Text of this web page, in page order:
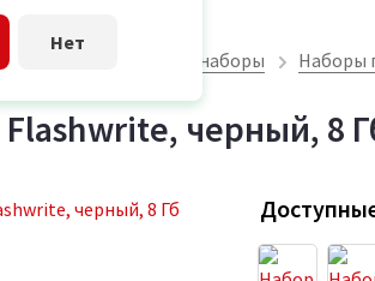
Нет
Подарочные наборы Наборы
черный, 8